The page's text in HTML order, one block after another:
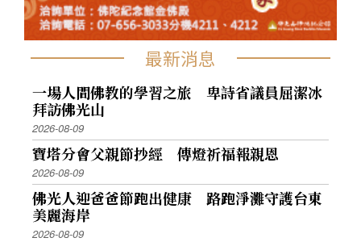
最新消息
一場人間佛教的學習之旅 卑詩省議員屈潔冰
拜訪佛光山
2026-08-09
寶塔分會父親節抄經 傳燈祈福報親恩
2026-08-09
佛光人迎爸爸節跑出健康 路跑淨灘守護台東
美麗海岸
2026-08-09